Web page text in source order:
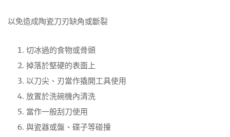
以免造成陶瓷刀刃缺角或斷裂
切冰過的食物或骨頭
掉落於堅硬的表面上
以刀尖、刃當作撬開工具使用
放置於洗碗機內清洗
當作一般刮刀使用
與瓷器或盤、碟子等碰撞